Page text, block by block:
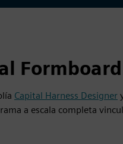
Capital Harness Designer
a escala completa